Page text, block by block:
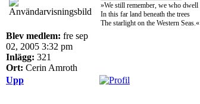
Blev medlem: fre sep
02, 2005 3:32 pm
Inlägg: 321
Ort: Cerin Amroth
»We still remember, we who dwell
In this far land beneath the trees
The starlight on the Western Seas.«
Upp